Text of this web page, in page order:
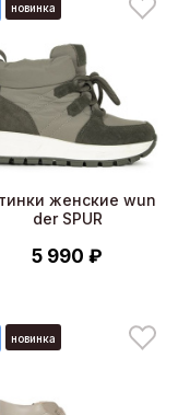
новинка
женские wun
der SPUR
5 990 ₽
новинка